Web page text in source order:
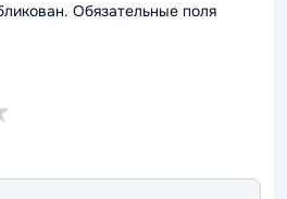
Обязательные поля